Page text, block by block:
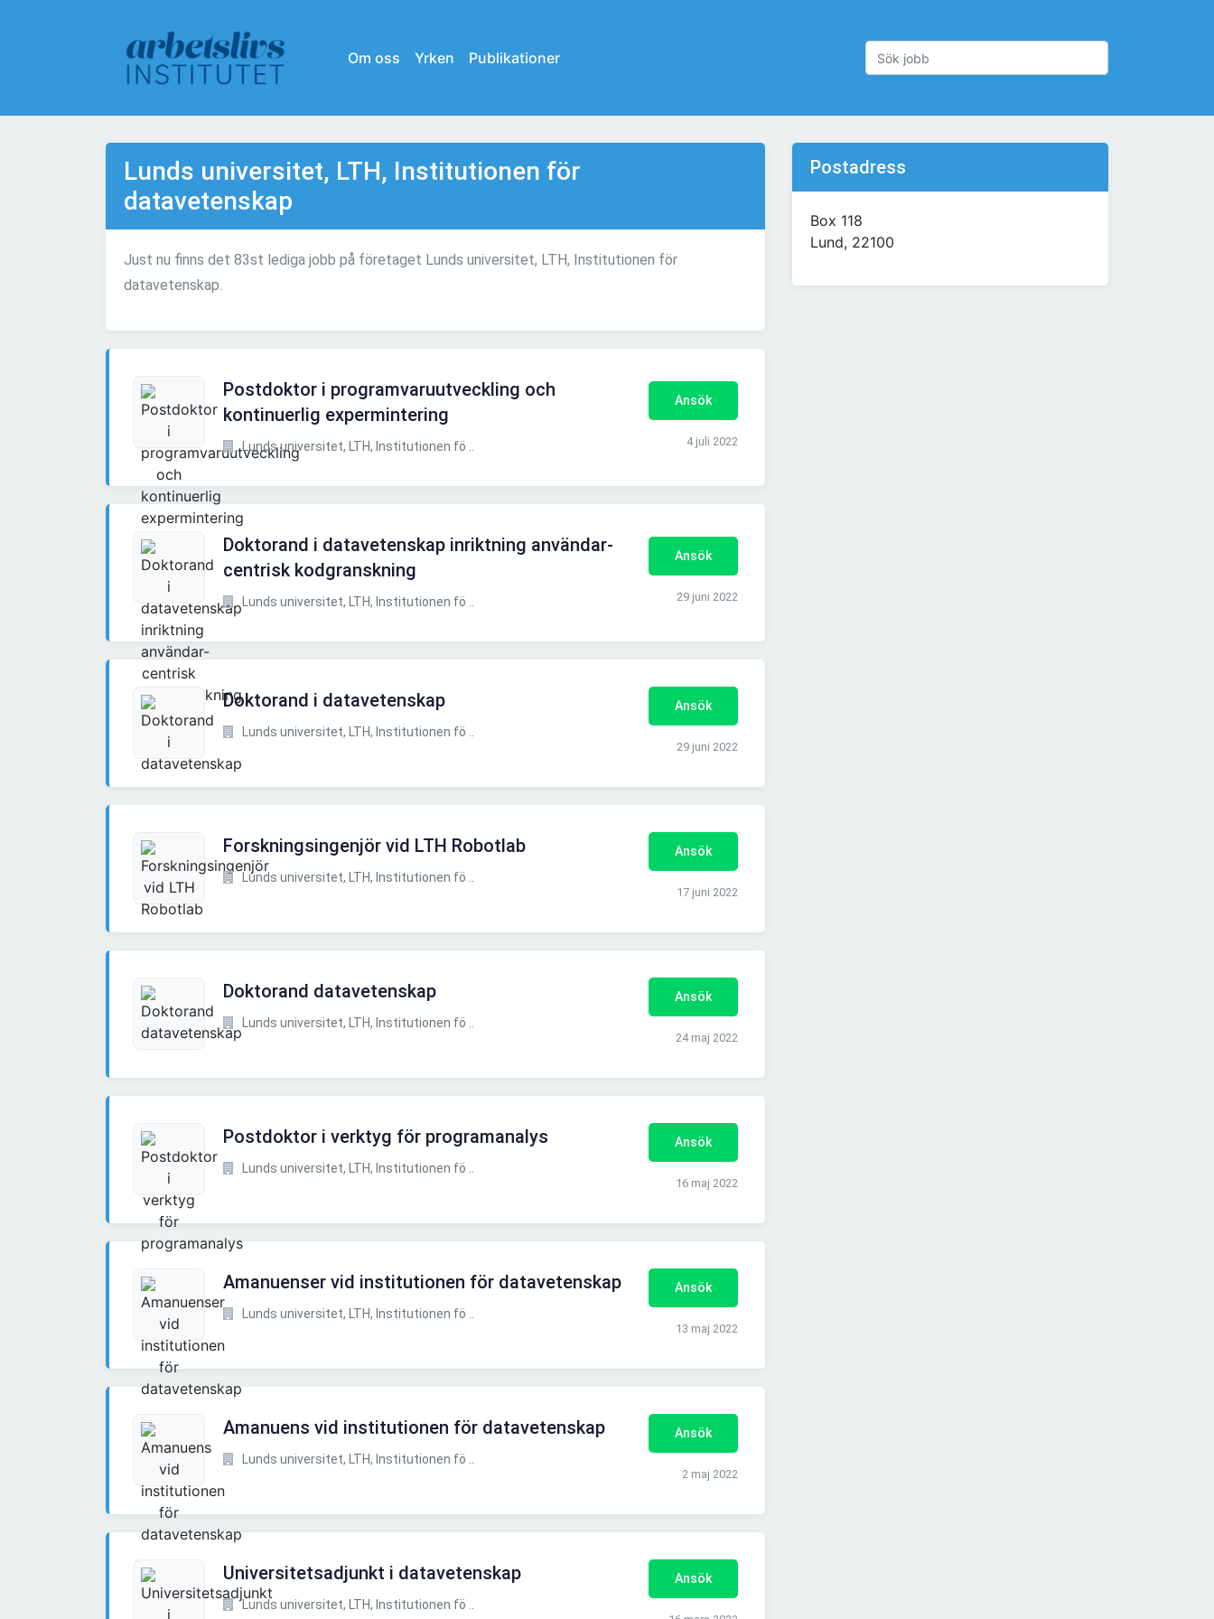
Om oss Yrken Publikationer
Lunds universitet, LTH, Institutionen för
datavetenskap
Just nu finns det 83st lediga jobb på företaget Lunds universitet, LTH, Institutionen för
datavetenskap.
Postdoktor i programvaruutveckling och
kontinuerlig expermintering
Lunds universitet, LTH, Institutionen fö ..
Ansök
4 juli 2022
Doktorand i datavetenskap inriktning användar-
centrisk kodgranskning
Lunds universitet, LTH, Institutionen fö ..
Ansök
29 juni 2022
Doktorand i datavetenskap
Lunds universitet, LTH, Institutionen fö ..
Ansök
29 juni 2022
Forskningsingenjör vid LTH Robotlab
Lunds universitet, LTH, Institutionen fö ..
Ansök
17 juni 2022
Doktorand datavetenskap
Lunds universitet, LTH, Institutionen fö ..
Ansök
24 maj 2022
Postdoktor i verktyg för programanalys
Lunds universitet, LTH, Institutionen fö ..
Ansök
16 maj 2022
Amanuenser vid institutionen för datavetenskap
Lunds universitet, LTH, Institutionen fö ..
Ansök
13 maj 2022
Amanuens vid institutionen för datavetenskap
Lunds universitet, LTH, Institutionen fö ..
Ansök
2 maj 2022
Universitetsadjunkt i datavetenskap
Lunds universitet, LTH, Institutionen fö ..
Ansök
Postadress
Box 118
Lund, 22100